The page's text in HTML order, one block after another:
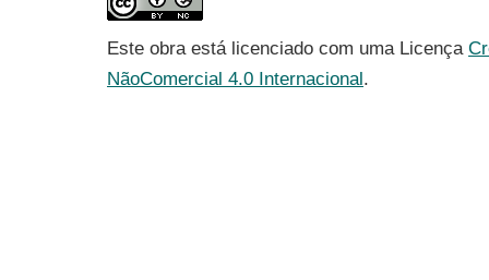
Este obra está licenciado com uma Licença
NãoComercial 4.0 Internacional.